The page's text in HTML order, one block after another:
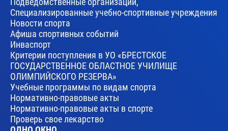
Специализированные учебно-спортивные учреждения
Новости спорта
Афиша спортивных событий
Инваспорт
Критерии поступления в УО «БРЕСТСКОЕ
ГОСУДАРСТВЕННОЕ ОБЛАСТНОЕ УЧИЛИЩЕ
ОЛИМПИЙСКОГО РЕЗЕРВА»
Учебные программы по видам спорта
Нормативно-правовые акты
Нормативно-правовые акты в спорте
Проверь свое лекарство